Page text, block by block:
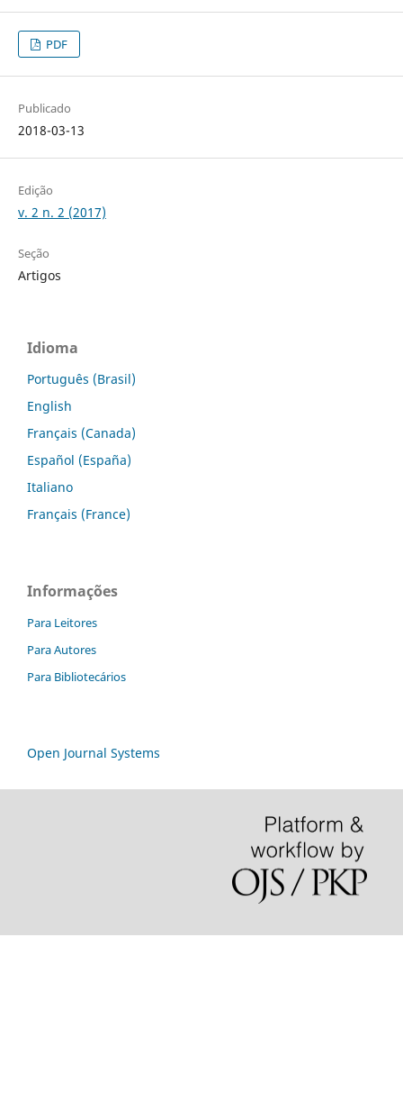
PDF
Publicado
2018-03-13
Edição
v. 2 n. 2 (2017)
Seção
Artigos
Idioma
Português (Brasil)
English
Français (Canada)
Español (España)
Italiano
Français (France)
Informações
Para Leitores
Para Autores
Para Bibliotecários
Open Journal Systems